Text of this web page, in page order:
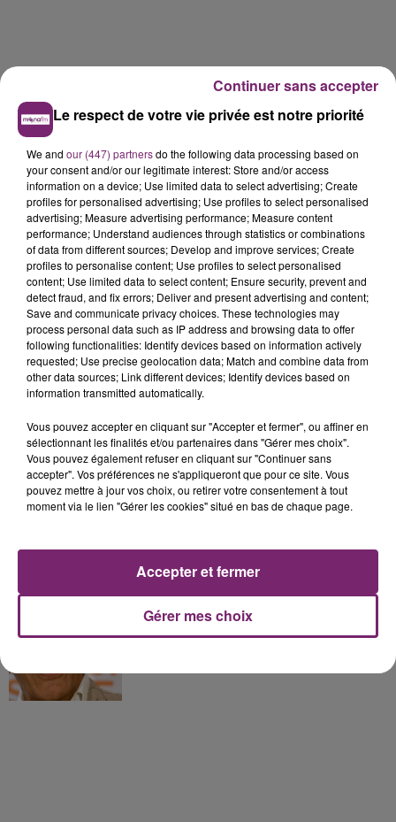
La Bulle - Guinguette éphémère
de Frelinghien !
158 pompiers de la région sont
partis hier soir pour la Gironde
Accusé de violences sexistes et
sexuelles, Gérard Darmon ne se...
Le respect de votre vie privée est notre priorité
We and our (447) partnersdo the following data processing based on
your consent and/or our legitimate interest: Store and/or access
information on a device; Use limited data to select advertising; Create
profiles for personalised advertising; Use profiles to select personalised
advertising; Measure advertising performance; Measure content
performance; Understand audiences through statistics or combinations
of data from different sources; Develop and improve services; Create
profiles to personalise content; Use profiles to select personalised
content; Use limited data to select content; Ensure security, prevent and
detect fraud, and fix errors; Deliver and present advertising and content;
Save and communicate privacy choices. These technologies may
process personal data such as IP address and browsing data to offer
following functionalities: Identify devices based on information actively
requested; Use precise geolocation data; Match and combine data from
other data sources; Link different devices; Identify devices based on
information transmitted automatically.
Vous pouvez accepter en cliquant sur "Accepter et fermer", ou affiner en
sélectionnant les finalités et/ou partenaires dans "Gérer mes choix".
Vous pouvez également refuser en cliquant sur "Continuer sans
accepter". Vos préférences ne s'appliqueront que pour ce site. Vous
pouvez mettre à jour vos choix, ou retirer votre consentement à tout
moment via le lien "Gérer les cookies" situé en bas de chaque page.
Gérer mes choix
Accepter et fermer
Continuer sans accepter